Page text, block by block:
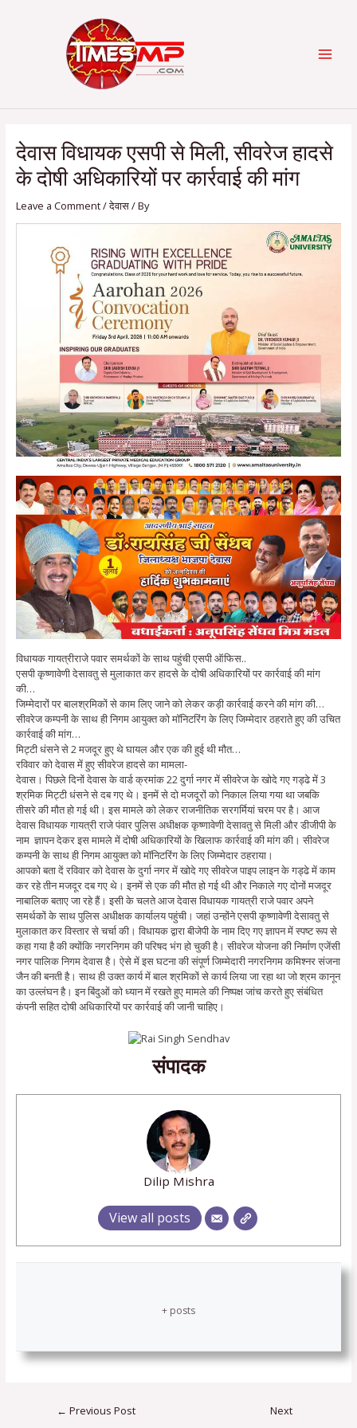
देवास विधायक एसपी से मिली, सीवरेज हादसे
के दोषी अधिकारियों पर कार्रवाई की मांग
Leave a Comment/देवास/ By
विधायक गायत्रीराजे पवार समर्थकों के साथ पहुंची एसपी ऑफिस..
एसपी कृष्णावेणी देसावतु से मुलाकात कर हादसे के दोषी अधिकारियों पर कार्रवाई की मांग
की…
जिम्मेदारों पर बालश्रमिकों से काम लिए जाने को लेकर कड़ी कार्रवाई करने की मांग की…
सीवरेज कम्पनी के साथ ही निगम आयुक्त को मॉनिटरिंग के लिए जिम्मेदार ठहराते हुए की उचित
कार्रवाई की मांग…
मिट्टी धंसने से 2 मजदूर हुए थे घायल और एक की हुई थी मौत…
रविवार को देवास में हुए सीवरेज हादसे का मामला-
देवास। पिछले दिनों देवास के वार्ड क्रमांक 22 दुर्गा नगर में सीवरेज के खोदे गए गड्ढे में 3
श्रमिक मिट्टी धंसने से दब गए थे। इनमें से दो मजदूरों को निकाल लिया गया था जबकि
तीसरे की मौत हो गई थी। इस मामले को लेकर राजनीतिक सरगर्मियां चरम पर है। आज
देवास विधायक गायत्री राजे पंवार पुलिस अधीक्षक कृष्णावेणी देसावतु से मिली और डीजीपी के
नाम ज्ञापन देकर इस मामले में दोषी अधिकारियों के खिलाफ कार्रवाई की मांग की। सीवरेज
कम्पनी के साथ ही निगम आयुक्त को मॉनिटरिंग के लिए जिम्मेदार ठहराया।
आपको बता दें रविवार को देवास के दुर्गा नगर में खोदे गए सीवरेज पाइप लाइन के गड्ढे में काम
कर रहे तीन मजदूर दब गए थे। इनमें से एक की मौत हो गई थी और निकाले गए दोनों मजदूर
नाबालिक बताए जा रहे हैं। इसी के चलते आज देवास विधायक गायत्री राजे पवार अपने
समर्थकों के साथ पुलिस अधीक्षक कार्यालय पहुंची। जहां उन्होंने एसपी कृष्णावेणी देसावतु से
मुलाकात कर विस्तार से चर्चा की। विधायक द्वारा बीजेपी के नाम दिए गए ज्ञापन में स्पष्ट रूप से
कहा गया है की क्योंकि नगरनिगम की परिषद भंग हो चुकी है। सीवरेज योजना की निर्माण एजेंसी
नगर पालिक निगम देवास है। ऐसे में इस घटना की संपूर्ण जिम्मेदारी नगरनिगम कमिश्नर संजना
जैन की बनती है। साथ ही उक्त कार्य में बाल श्रमिकों से कार्य लिया जा रहा था जो श्रम कानून
का उल्लंघन है। इन बिंदुओं को ध्यान में रखते हुए मामले की निष्पक्ष जांच करते हुए संबंधित
कंपनी सहित दोषी अधिकारियों पर कार्रवाई की जानी चाहिए।
संपादक
Dilip Mishra
View all posts
+ posts
navigation
← Previous Post
Next